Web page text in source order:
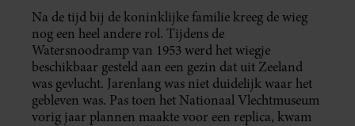
Na de tijd bij de koninklijke familie kreeg de wieg
nog een heel andere rol. Tijdens de
Watersnoodramp van 1953 werd het wiegje
beschikbaar gesteld aan een gezin dat uit Zeeland
was gevlucht. Jarenlang was niet duidelijk waar het
gebleven was. Pas toen het Nationaal Vlechtmuseum
vorig jaar plannen maakte voor een replica, kwam